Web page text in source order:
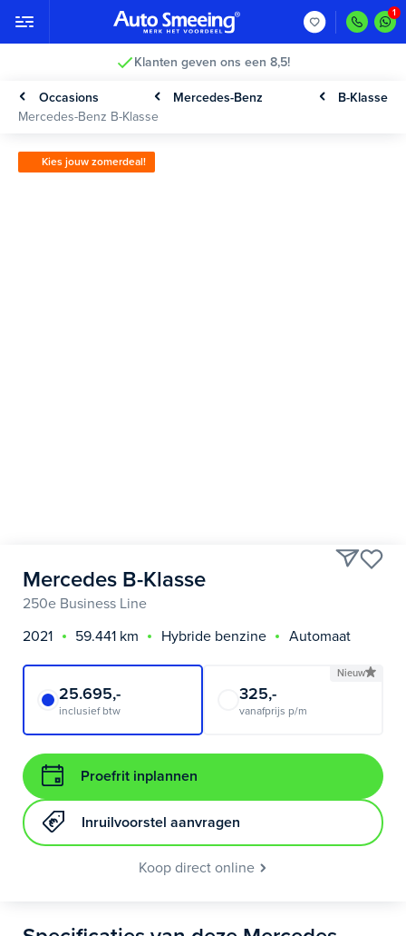
Klanten geven ons een 8,5!
Occasions Mercedes-Benz
B-Klasse
Mercedes-Benz B-Klasse
Kies jouw zomerdeal!
Mercedes B-Klasse
250e Business Line
2021
59.441 km Hybride benzine Automaat
25.695,-
inclusief btw
Nieuw
325,-
vanafprijs p/m
Proefrit inplannen
Inruilvoorstel aanvragen
Koop direct online